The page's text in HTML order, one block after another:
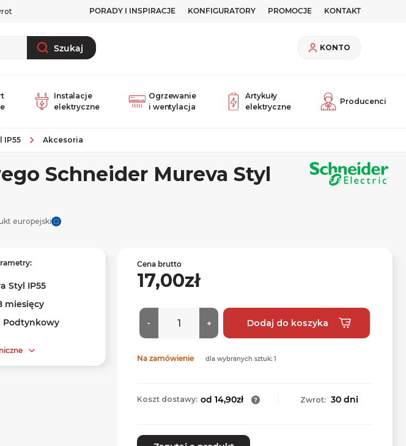
PORADY I INSPIRACJE KONFIGURATORY PROMOCJE KONTAKT
Szukaj KONTO
Instalacje
elektryczne
Ogrzewanie
i wentylacja
Artykuły
elektryczne
Producenci
IP55 Akcesoria
Schneider Mureva Styl
europejski
Cena brutto
17,00zł
Na zamówienie dla wybranych sztuk: 1
Koszt dostawy: od 14,90zł Zwrot: 30 dni
Styl IP55
miesięcy
Podtynkowy